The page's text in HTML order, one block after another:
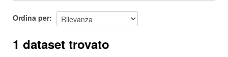
Ordina per
1 dataset trovato